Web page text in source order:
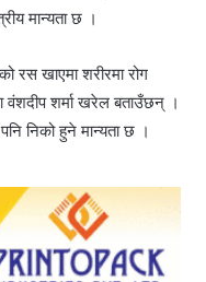
मान्यता छ ।
रस खाएमा शरीरमा रोग
वंशदीप शर्मा खरेल बताउँछन् ।
निको हुने मान्यता छ ।